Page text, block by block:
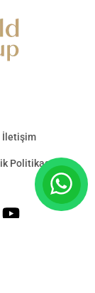
İletişim
Politikası